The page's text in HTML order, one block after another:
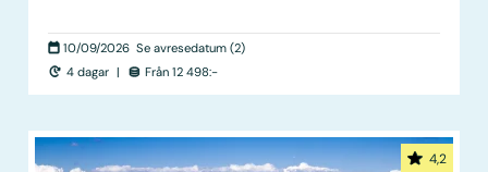
10/09/2026 Se avresedatum (2)
4 dagar | Från 12 498:-
4,2